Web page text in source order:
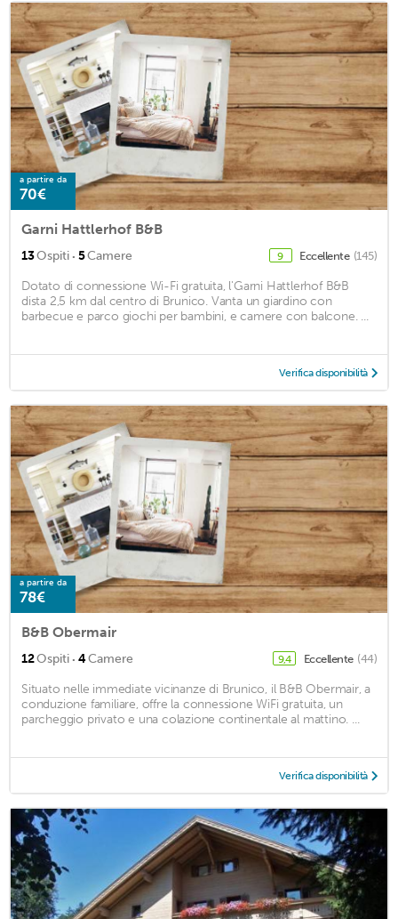
a partire da
70€
Garni Hattlerhof B&B
13Ospiti · 5Camere 9 Eccellente (145)
Dotato di connessione Wi-Fi gratuita, l'Garni Hattlerhof B&B
dista 2,5 km dal centro di Brunico. Vanta un giardino con
barbecue e parco giochi per bambini, e camere con balcone. ...
Verifica disponibilità
a partire da
78€
B&B Obermair
12Ospiti · 4Camere 9,4 Eccellente (44)
Situato nelle immediate vicinanze di Brunico, il B&B Obermair, a
conduzione familiare, offre la connessione WiFi gratuita, un
parcheggio privato e una colazione continentale al mattino. ...
Verifica disponibilità